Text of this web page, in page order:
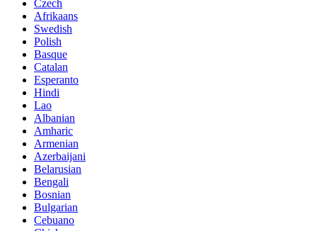
Czech
Afrikaans
Swedish
Polish
Basque
Catalan
Esperanto
Hindi
Lao
Albanian
Amharic
Armenian
Azerbaijani
Belarusian
Bengali
Bosnian
Bulgarian
Cebuano